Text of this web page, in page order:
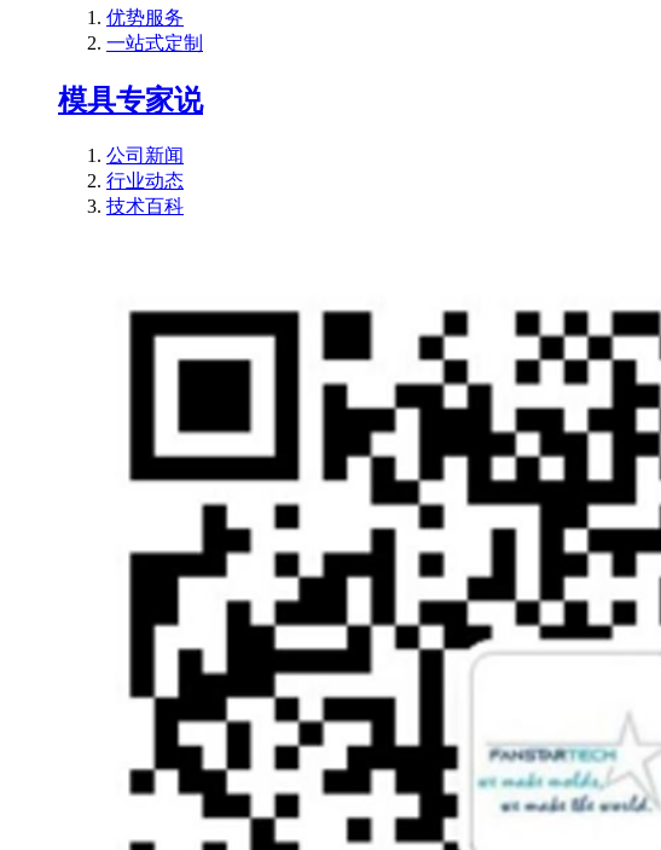
优势服务
一站式定制
模具专家说
公司新闻
行业动态
技术百科